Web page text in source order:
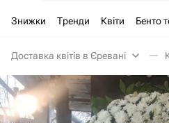
Знижки Тренди Квіти Бенто
Доставка квітів в Єревані